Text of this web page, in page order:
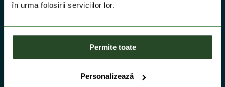
în urma folosirii serviciilor lor.
Permite toate
Personalizează